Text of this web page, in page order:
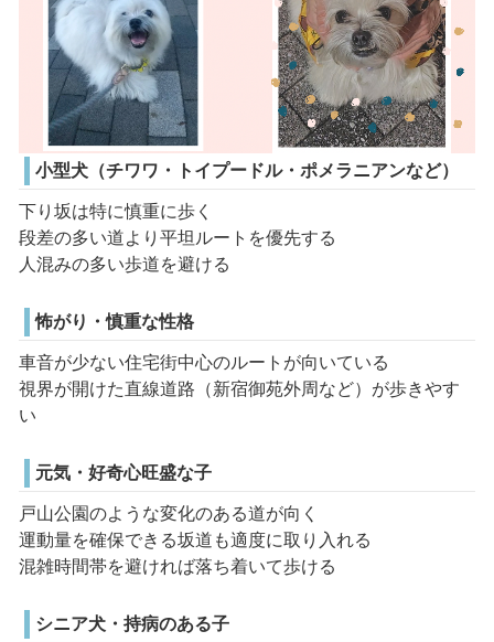
小型犬（チワワ・トイプードル・ポメラニアンなど）
下り坂は特に慎重に歩く
段差の多い道より平坦ルートを優先する
人混みの多い歩道を避ける
怖がり・慎重な性格
車音が少ない住宅街中心のルートが向いている
視界が開けた直線道路（新宿御苑外周など）が歩きやす
い
元気・好奇心旺盛な子
戸山公園のような変化のある道が向く
運動量を確保できる坂道も適度に取り入れる
混雑時間帯を避ければ落ち着いて歩ける
シニア犬・持病のある子